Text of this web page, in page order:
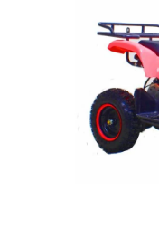
NÁPLNE A KVAPALINY
NÁHRADNÉ DIELY